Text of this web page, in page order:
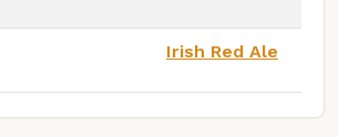
Irish Red Ale